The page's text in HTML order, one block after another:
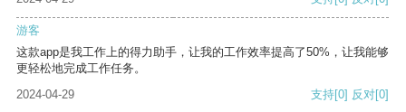
游客
这款app是我工作上的得力助手，让我的工作效率提高了50%，让我能够
更轻松地完成工作任务。
2024-04-29
支持[0] 反对[0]